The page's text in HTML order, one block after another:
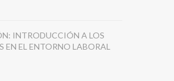
INTRODUCCIÓN A LOS
EN EL ENTORNO LABORAL